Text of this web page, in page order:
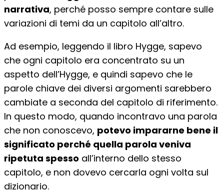
narrativa, perché posso sempre contare sulle
variazioni di temi da un capitolo all’altro.
Ad esempio, leggendo il libro Hygge, sapevo
che ogni capitolo era concentrato su un
aspetto dell’Hygge, e quindi sapevo che le
parole chiave dei diversi argomenti sarebbero
cambiate a seconda del capitolo di riferimento.
In questo modo, quando incontravo una parola
che non conoscevo, potevo impararne bene il
significato perché quella parola veniva
ripetuta spesso all’interno dello stesso
capitolo, e non dovevo cercarla ogni volta sul
dizionario.